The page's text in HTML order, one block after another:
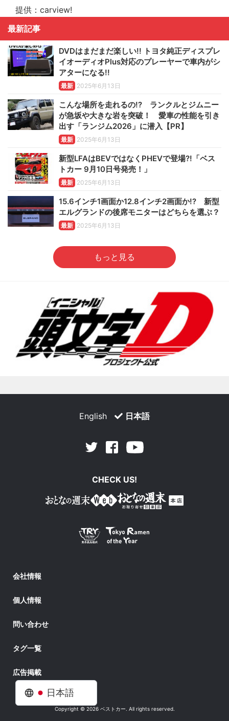
日本語
提供：carview!
最新記事
DVDはまだまだ楽しい!! トヨタ純正ディスプレ
イオーディオPlus対応のプレーヤーで車内がシ
アターになる!!
最新 2025年6月13日
こんな場所を走れるの!? ランクルとジムニー
が急坂や大きな岩を突破！ 愛車の性能を引き
出す「ランジム2026」に潜入【PR】
最新 2025年6月13日
新型LFAはBEVではなくPHEVで登場?!「ベス
トカー 9月10日号発売！」
最新 2025年6月13日
15.6インチ1画面か12.8インチ2画面か!? 新型
エルグランドの後席モニターはどちらを選ぶ？
最新 2025年6月13日
もっと見る
English 日本語
Twitter Facebook
CHECK US!
会社情報
個人情報
問い合わせ
タグ一覧
広告掲載
Copyright © 2026 ベストカー. All rights reserved.